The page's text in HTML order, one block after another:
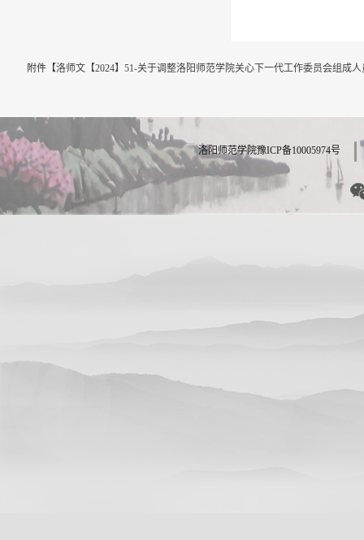
附件【洛师文【2024】51-关于调整洛阳师范学院关心下一代工作委员会组成
洛阳师范学院豫ICP备10005974号